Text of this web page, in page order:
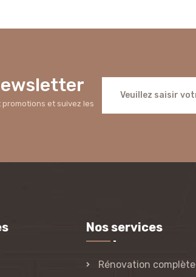
et suivez les
Nos services
Rénovation complète